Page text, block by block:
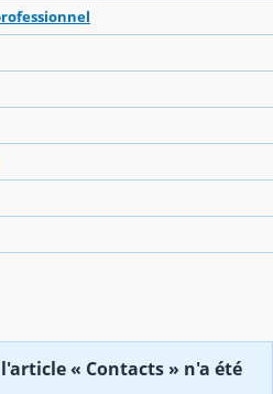
« Contacts » n'a été